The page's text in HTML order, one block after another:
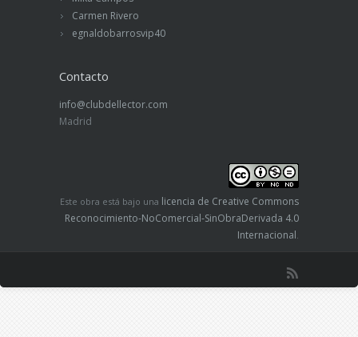
Carmen Rivero
egnaldobarrosvip40
Contacto
info@clubdellector.com
Madrid
Este obra está bajo una licencia de Creative Commons
Reconocimiento-NoComercial-SinObraDerivada 4.0
Internacional